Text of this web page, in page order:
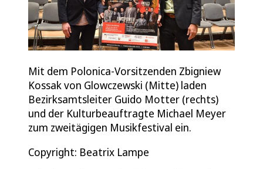
Mit dem Polonica-Vorsitzenden Zbigniew
Kossak von Glowczewski (Mitte) laden
Bezirksamtsleiter Guido Motter (rechts)
und der Kulturbeauftragte Michael Meyer
zum zweitägigen Musikfestival ein.
Copyright: Beatrix Lampe